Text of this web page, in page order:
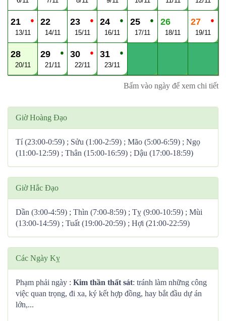
●
21
13/11
22
14/11
●
23
15/11
●
24
16/11
●
25
17/11
26
18/11
●
27
19/11
28
20/11
●
29
21/11
●
30
22/11
●
31
23/11
Bấm vào ngày để xem chi tiết
Giờ Hoàng Đạo
Tí (23:00-0:59) ; Sửu (1:00-2:59) ; Mão (5:00-6:59) ; Ngọ
(11:00-12:59) ; Thân (15:00-16:59) ; Dậu (17:00-18:59)
Giờ Hắc Đạo
Dần (3:00-4:59) ; Thìn (7:00-8:59) ; Tỵ (9:00-10:59) ; Mùi
(13:00-14:59) ; Tuất (19:00-20:59) ; Hợi (21:00-22:59)
Các Ngày Kỵ
Phạm phải ngày : Kim thần thất sát: tránh làm những công
việc quan trọng, đi xa, ký kết hợp đồng, hay bắt đầu dự án
lớn,...